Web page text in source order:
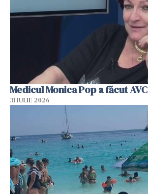
Medicul Monica Pop a făcut AVC
31 IULIE 2026